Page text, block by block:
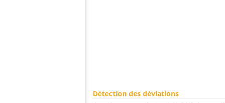
Détection des déviations